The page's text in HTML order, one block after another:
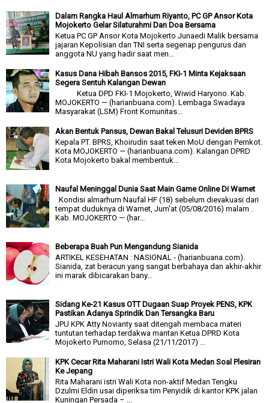
Dalam Rangka Haul Almarhum Riyanto, PC GP Ansor Kota
Mojokerto Gelar Silaturahmi Dan Doa Bersama
Ketua PC GP Ansor Kota Mojokerto Junaedi Malik bersama
jajaran Kepolisian dan TNI serta segenap pengurus dan
anggota NU yang hadir saat men...
Kasus Dana Hibah Bansos 2015, FKI-1 Minta Kejaksaan
Segera Sentuh Kalangan Dewan
Ketua DPD FKI-1 Mojokerto, Wiwid Haryono. Kab.
MOJOKERTO — (harianbuana.com). Lembaga Swadaya
Masyarakat (LSM) Front Komunitas...
Akan Bentuk Pansus, Dewan Bakal Telusuri Deviden BPRS
Kepala PT. BPRS, Khoirudin saat teken MoU dengan Pemkot.
Kota MOJOKERTO — (harianbuana.com). Kalangan DPRD
Kota Mojokerto bakal membentuk...
Naufal Meninggal Dunia Saat Main Game Online Di Warnet
Kondisi almarhum Naufal HF (18) sebelum dievakuasi dari
tempat duduknya di Warnet, Jum'at (05/08/2016) malam .
Kab. MOJOKERTO — (har...
Beberapa Buah Pun Mengandung Sianida
ARTIKEL KESEHATAN : NASIONAL - (harianbuana.com).
Sianida, zat beracun yang sangat berbahaya dan akhir-akhir
ini marak dibicarakan bany...
Sidang Ke-21 Kasus OTT Dugaan Suap Proyek PENS, KPK
Pastikan Adanya Sprindik Dan Tersangka Baru
JPU KPK Atty Novianty saat ditengah membaca materi
tuntutan terhadap terdakwa mantan Ketua DPRD Kota
Mojokerto Purnomo, Selasa (21/11/2017) ...
KPK Cecar Rita Maharani Istri Wali Kota Medan Soal Plesiran
Ke Jepang
Rita Maharani istri Wali Kota non-aktif Medan Tengku
Dzulmi Eldin usai diperiksa tim Penyidik di kantor KPK jalan
Kuningan Persada – ...